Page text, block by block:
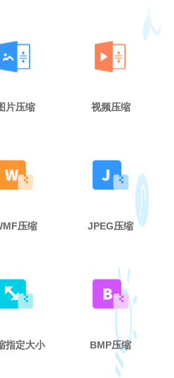
片压缩 视频压缩
压缩 JPEG压缩
指定大小 BMP压缩